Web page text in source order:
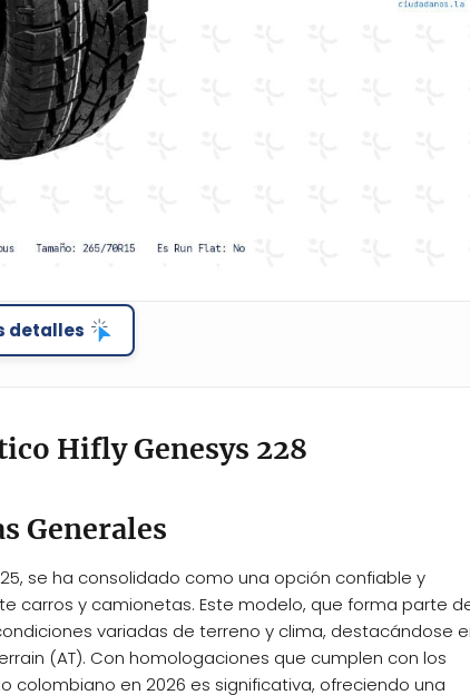
detalles
Hifly Genesys 228
Generales
se ha consolidado como una opción confiable y
carros y camionetas. Este modelo, que forma parte
variadas de terreno y clima, destacándose
(AT). Con homologaciones que cumplen con los
colombiano en 2026 es significativa, ofreciendo una